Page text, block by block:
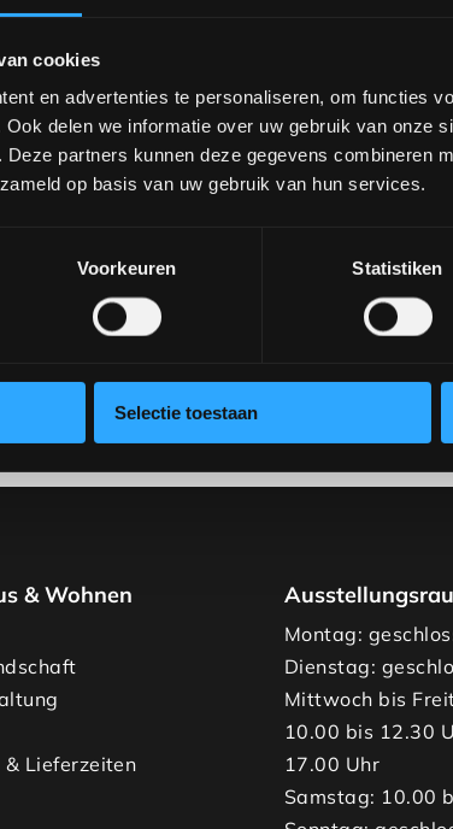
cookies
en advertenties te personaliseren, om functies
delen we informatie over uw gebruik van onze
partners kunnen deze gegevens combineren
op basis van uw gebruik van hun services.
Voorkeuren Statistiken
Selectie toestaan
Wünschen
Wie
Möchtest
Showroom
& Wohnen
& Lieferzeiten
Montag:
Dienstag:
Mittwoch bis
10.00 bis 12.30
17.00 Uhr
Samstag: 10.00